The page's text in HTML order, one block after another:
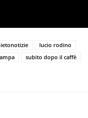
lucio rodino
subito dopo il caffè